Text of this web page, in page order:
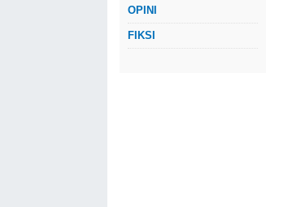
OPINI
FIKSI